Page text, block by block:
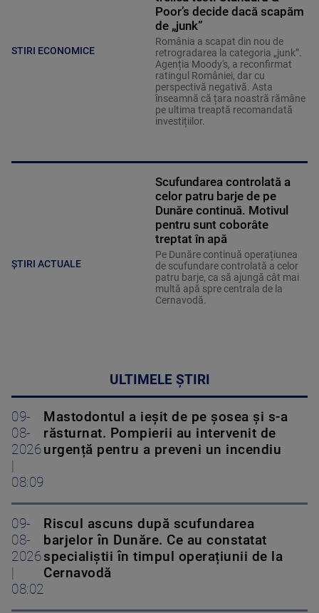
STIRI ECONOMICE
Poor’s decide dacă scapăm
de „junk”
România a scapat din nou de
retrogradarea la categoria „junk”.
Agenția Moody's, a reconfirmat
ratingul României, dar cu
perspectivă negativă. Asta
înseamnă că țara noastră rămâne
pe ultima treaptă recomandată
investițiilor.
ȘTIRI ACTUALE
Scufundarea controlată a
celor patru barje de pe
Dunăre continuă. Motivul
pentru sunt coborâte
treptat în apă
Pe Dunăre continuă operațiunea
de scufundare controlată a celor
patru barje, ca să ajungă cât mai
multă apă spre centrala de la
Cernavodă.
ULTIMELE ȘTIRI
09-
08-
2026
08:09
Mastodontul a ieșit de pe șosea și s-a
răsturnat. Pompierii au intervenit de
urgență pentru a preveni un incendiu
09-
08-
2026
08:02
Riscul ascuns după scufundarea
barjelor în Dunăre. Ce au constatat
specialiștii în timpul operațiunii de la
Cernavodă